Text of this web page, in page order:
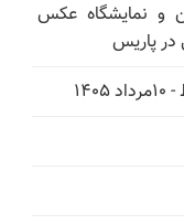
و نمایشگاه عکس
در پاریس